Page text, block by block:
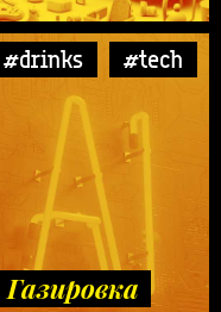
#drinks #tech